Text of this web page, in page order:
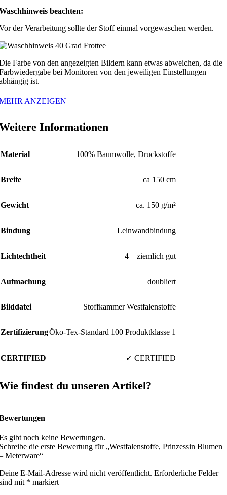
beachten:
der Verarbeitung sollte der Stoff einmal vorgewaschen werden.
Farbe von den angezeigten Bildern kann etwas abweichen, da die
bei Monitoren von den jeweiligen Einstellungen
ist.
ANZEIGEN
Informationen
Material 100% Baumwolle, Druckstoffe
Breite ca 150 cm
Gewicht ca. 150 g/m²
Bindung Leinwandbindung
Lichtechtheit 4 – ziemlich gut
Aufmachung doubliert
Bilddatei Stoffkammer Westfalenstoffe
ZertifizierungÖko-Tex-Standard 100 Produktklasse 1
CERTIFIED ✓ CERTIFIED
findest du unseren Artikel?
gibt noch keine Bewertungen.
die erste Bewertung für „Westfalenstoffe, Prinzessin Blumen
Meterware“
E-Mail-Adresse wird nicht veröffentlicht. Erforderliche Felder
mit * markiert